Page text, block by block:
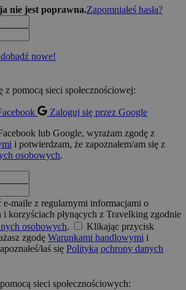
nie jest poprawna.Zapomniałeś hasła?
nowe!
z pomocą sieci społecznościowej:
Zaloguj się przez Google
lub Google, wyrażam zgodę z
i potwierdzam, że zapoznałem/am się z
osobowych.
maile z regularnymi informacjami o
korzyściach płynących z Travelking zgodnie
osobowych.
Klikając przycisk
zgodę Warunkami handlowymi i
łaś się Polityką ochrony danych
sieci społecznościowych: